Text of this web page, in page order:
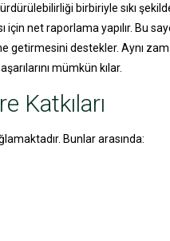
birbiriyle sıkı
net raporlama yapılır. Bu
getirmesini destekler. Aynı
mümkün kılar.
Katkıları
Bunlar arasında: